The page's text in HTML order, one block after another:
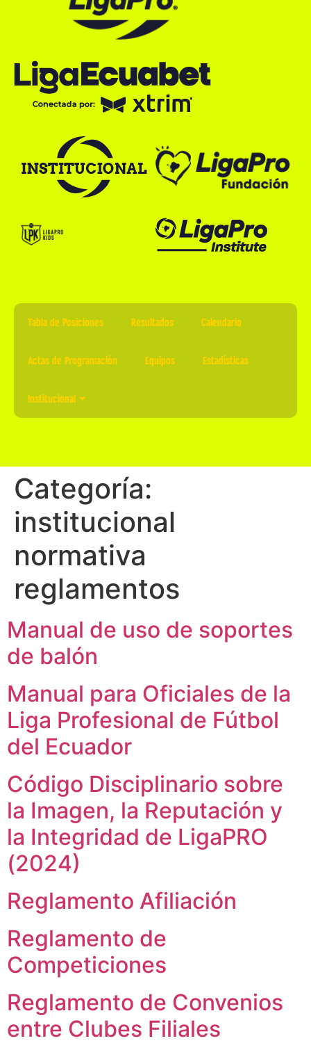
Tabla de Posiciones Resultados Calendario
Actas de Programación Equipos Estadísticas
Institucional
Categoría:
institucional
normativa
reglamentos
Manual de uso de soportes
de balón
Manual para Oficiales de la
Liga Profesional de Fútbol
del Ecuador
Código Disciplinario sobre
la Imagen, la Reputación y
la Integridad de LigaPRO
(2024)
Reglamento Afiliación
Reglamento de
Competiciones
Reglamento de Convenios
entre Clubes Filiales